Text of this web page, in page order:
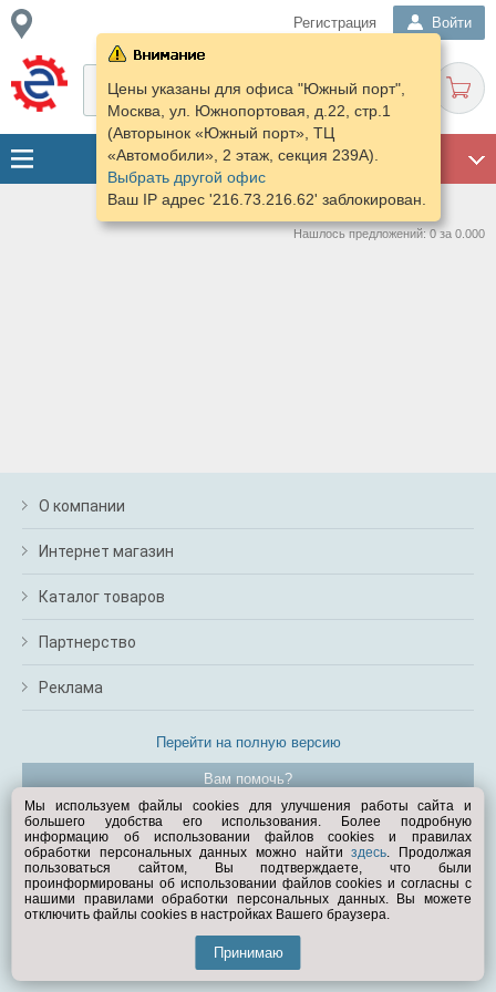
Регистрация Войти
Цены указаны для офиса "Южный порт",
Москва, ул. Южнопортовая, д.22, стр.1
(Авторынок «Южный порт», ТЦ
«Автомобили», 2 этаж, секция 239А).
Выбрать другой офис
Ваш IP адрес '216.73.216.62' заблокирован.
Нашлось предложений: 0 за 0.000
О компании
Интернет магазин
Каталог товаров
Партнерство
Реклама
Перейти на полную версию
Вам помочь?
© Exist.ru 1998—2026
Мы используем файлы cookies для улучшения работы сайта и
большего удобства его использования. Более подробную
информацию об использовании файлов cookies и правилах
обработки персональных данных можно найтиздесь. Продолжая
пользоваться сайтом, Вы подтверждаете, что были
проинформированы об использовании файлов cookies и согласны с
нашими правилами обработки персональных данных. Вы можете
отключить файлы cookies в настройках Вашего браузера.
Принимаю